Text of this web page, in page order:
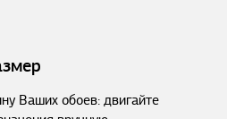
Ваших обоев: двигайте